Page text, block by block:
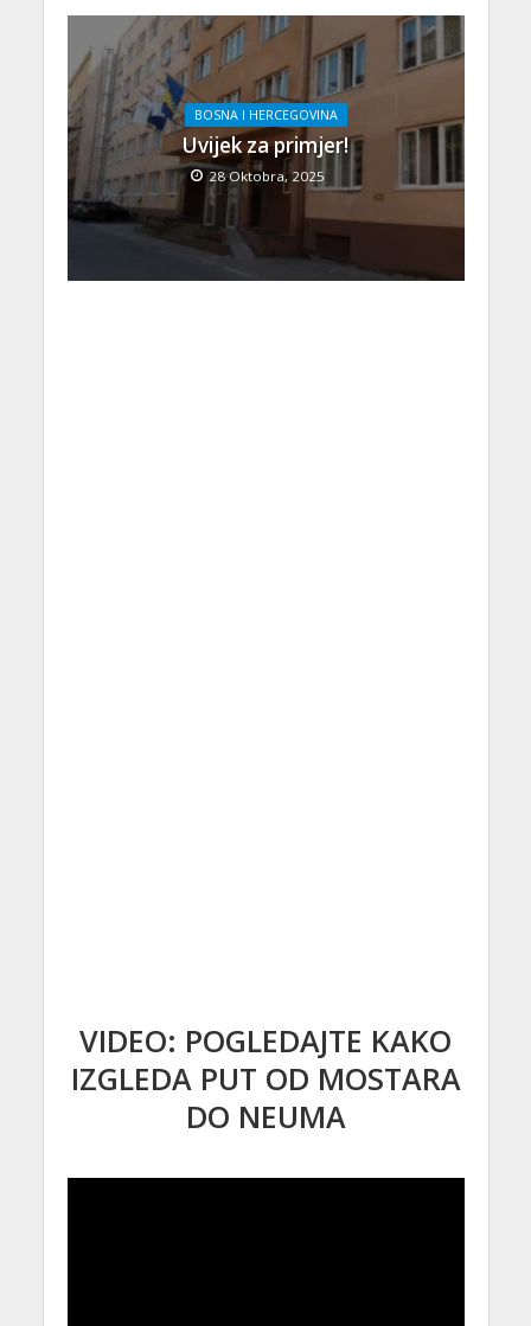
BOSNA I HERCEGOVINA
Uvijek za primjer!
28 Oktobra, 2025
VIDEO: POGLEDAJTE KAKO
IZGLEDA PUT OD MOSTARA
DO NEUMA